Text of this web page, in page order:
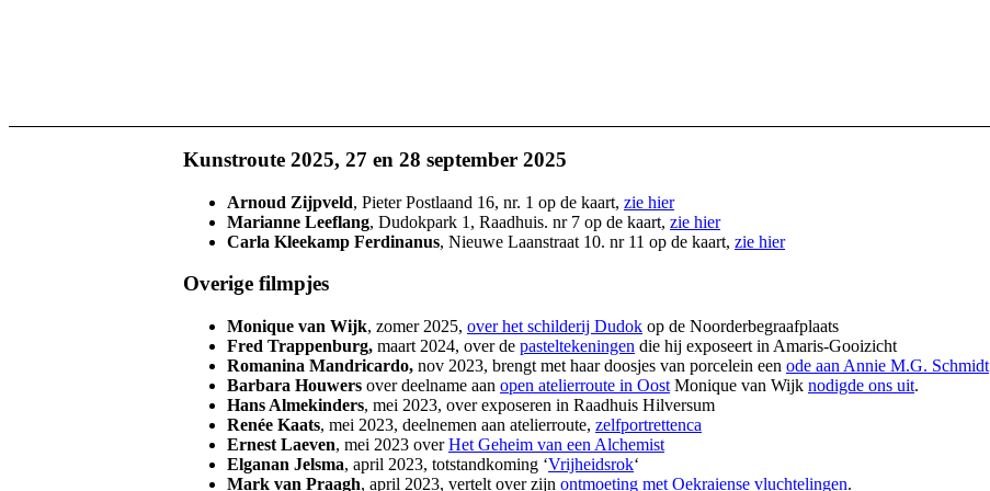
Kunstroute 2025, 27 en 28 september 2025
Arnoud Zijpveld, Pieter Postlaand 16, nr. 1 op de kaart, zie hier
Marianne Leeflang, Dudokpark 1, Raadhuis. nr 7 op de kaart, zie hier
Carla Kleekamp Ferdinanus, Nieuwe Laanstraat 10. nr 11 op de kaart, zie hier
Overige filmpjes
Monique van Wijk, zomer 2025, over het schilderij Dudok op de Noorderbegraafplaats
Fred Trappenburg, maart 2024, over de pasteltekeningen die hij exposeert in Amaris-Gooizicht
Romanina Mandricardo, nov 2023, brengt met haar doosjes van porcelein een ode aan Annie M.G. Schmidt
Barbara Houwers over deelname aan open atelierroute in Oost Monique van Wijk nodigde ons uit.
Hans Almekinders, mei 2023, over exposeren in Raadhuis Hilversum
Renée Kaats, mei 2023, deelnemen aan atelierroute, zelfportrettenca
Ernest Laeven, mei 2023 overHet Geheim van een Alchemist
Elganan Jelsma, april 2023, totstandkoming ‘Vrijheidsrok‘
Mark van Praagh, april 2023, vertelt over zijn ontmoeting met Oekraiense vluchtelingen.